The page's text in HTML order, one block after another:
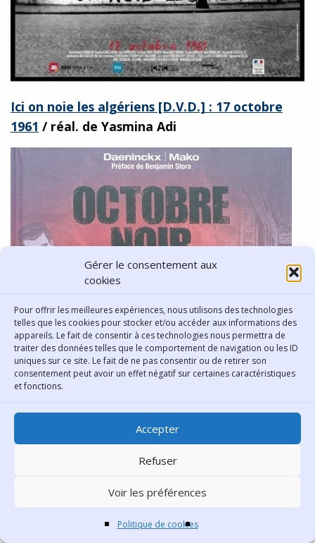
Gérer le consentement aux
cookies
Pour offrir les meilleures expériences, nous utilisons des technologies
telles que les cookies pour stocker et/ou accéder aux informations des
appareils. Le fait de consentir à ces technologies nous permettra de
traiter des données telles que le comportement de navigation ou les ID
uniques sur ce site. Le fait de ne pas consentir ou de retirer son
consentement peut avoir un effet négatif sur certaines caractéristiques
et fonctions.
Accepter
Refuser
Voir les préférences
Politique de cookies
Ici on noie les algériens [D.V.D.] : 17 octobre
1961 / réal. de Yasmina Adi